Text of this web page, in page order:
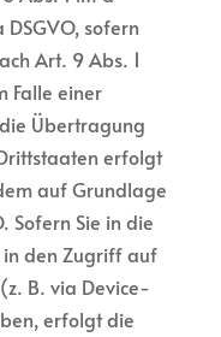
sofern
Art. 9 Abs. 1
Falle einer
Übertragung
erfolgt
auf Grundlage
Sofern Sie in die
in den Zugriff auf
B. via Device-
erfolgt die